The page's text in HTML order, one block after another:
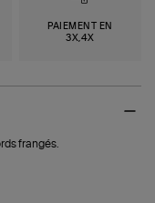
PAIEMENT EN
3X,4X
frangés.